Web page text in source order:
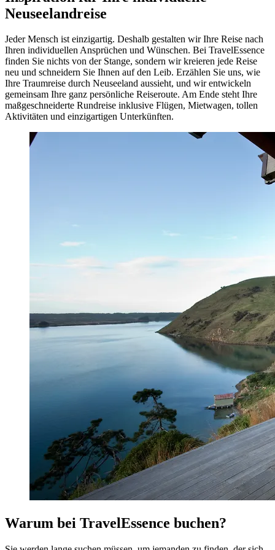
Neuseelandreise
Jeder Mensch ist einzigartig. Deshalb gestalten wir Ihre Reise nach
Ihren individuellen Ansprüchen und Wünschen. Bei TravelEssence
finden Sie nichts von der Stange, sondern wir kreieren jede Reise
neu und schneidern Sie Ihnen auf den Leib. Erzählen Sie uns, wie
Ihre Traumreise durch Neuseeland aussieht, und wir entwickeln
gemeinsam Ihre ganz persönliche Reiseroute. Am Ende steht Ihre
maßgeschneiderte Rundreise inklusive Flügen, Mietwagen, tollen
Aktivitäten und einzigartigen Unterkünften.
Warum bei TravelEssence buchen?